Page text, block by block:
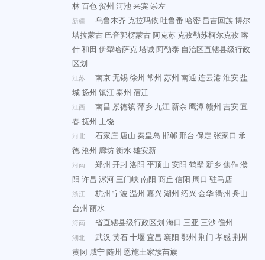
林百色贺州 河池来宾崇左
新疆 乌鲁木齐 克拉玛依 吐鲁番 哈密 昌吉回族博尔
塔拉蒙古 巴音郭楞蒙古阿克苏 克孜勒苏柯尔克孜喀
什和田 伊犁哈萨克塔城阿勒泰 自治区直辖县级行政
区划
江苏 南京无锡徐州 常州 苏州 南通 连云港淮安盐
城扬州 镇江泰州 宿迁
江西 南昌 景德镇萍乡 九江 新余鹰潭赣州 吉安宜
春 抚州 上饶
河北 石家庄 唐山 秦皇岛 邯郸邢台 保定 张家口 承
德沧州 廊坊衡水雄安新
河南 郑州 开封洛阳 平顶山 安阳 鹤壁 新乡焦作濮
阳 许昌 漯河三门峡南阳 商丘 信阳 周口 驻马店
浙江 杭州 宁波 温州 嘉兴湖州 绍兴金华衢州 舟山
台州 丽水
海南 省直辖县级行政区划 海口 三亚 三沙儋州
湖北 武汉 黄石十堰 宜昌 襄阳 鄂州 荆门 孝感荆州
黄冈 咸宁随州 恩施土家族苗族